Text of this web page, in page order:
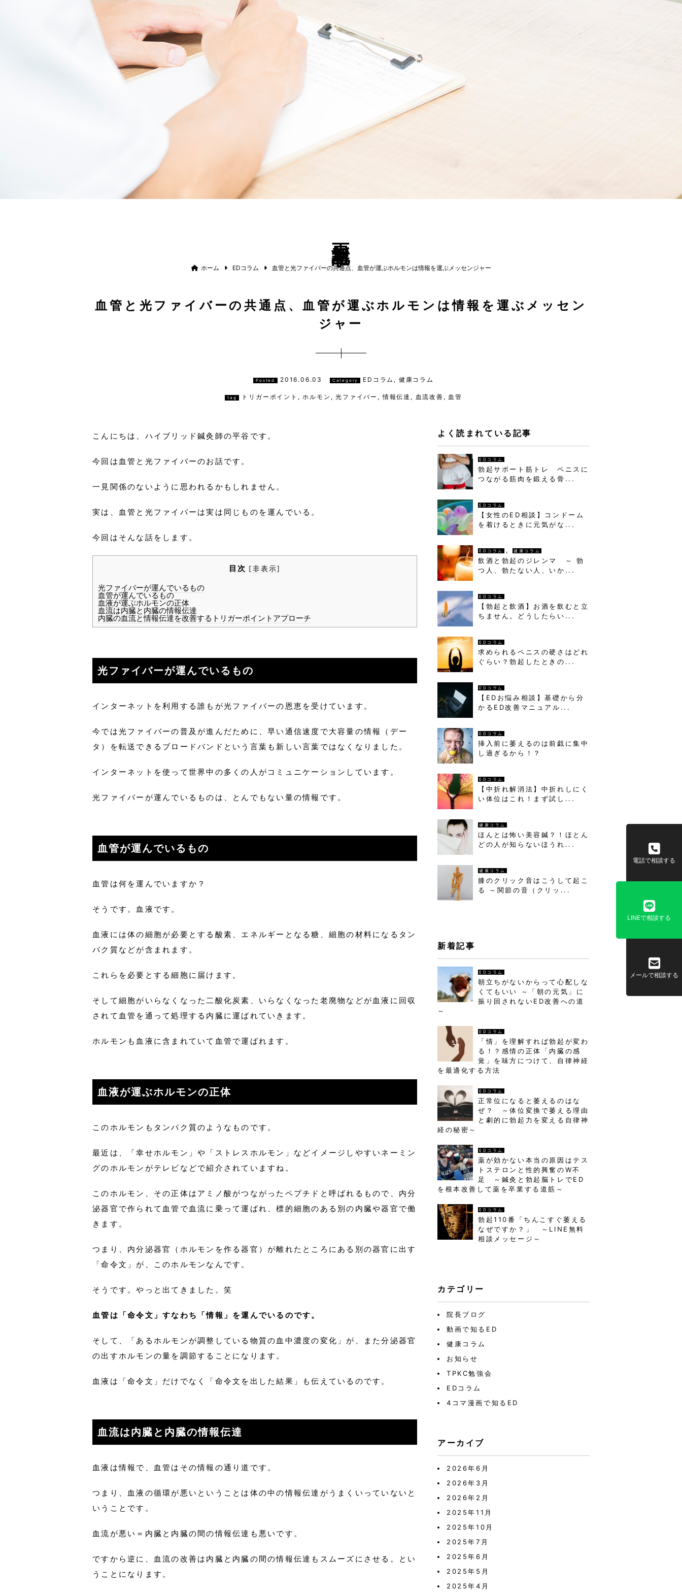
ホーム EDコラム 血管と光ファイバーの共通点、血管が運ぶホルモンは情報を運ぶメッセンジャー
血管と光ファイバーの共通点、血管が運ぶホルモンは情報を運ぶメッセン
ジャー
Posted 2016.06.03 Category EDコラム, 健康コラム
tag トリガーポイント ,ホルモン ,光ファイバー ,情報伝達 , 血流改善 , 血管
こんにちは、ハイブリッド鍼灸師の平谷です。
今回は血管と光ファイバーのお話です。
一見関係のないように思われるかもしれません。
実は、血管と光ファイバーは実は同じものを運んでいる。
今回はそんな話をします。
目次 [非表示]
光ファイバーが運んでいるもの
血管が運んでいるもの
血液が運ぶホルモンの正体
血流は内臓と内臓の情報伝達
内臓の血流と情報伝達を改善するトリガーポイントアプローチ
光ファイバーが運んでいるもの
インターネットを利用する誰もが光ファイバーの恩恵を受けています。
今では光ファイバーの普及が進んだために、早い通信速度で大容量の情報（デー
タ）を転送できるブロードバンドという言葉も新しい言葉ではなくなりました。
インターネットを使って世界中の多くの人がコミュニケーションしています。
光ファイバーが運んでいるものは、とんでもない量の情報です。
血管が運んでいるもの
血管は何を運んでいますか？
そうです。血液です。
血液には体の細胞が必要とする酸素、エネルギーとなる糖、細胞の材料になるタン
パク質などが含まれます。
これらを必要とする細胞に届けます。
そして細胞がいらなくなった二酸化炭素、いらなくなった老廃物などが血液に回収
されて血管を通って処理する内臓に運ばれていきます。
ホルモンも血液に含まれていて血管で運ばれます。
血液が運ぶホルモンの正体
このホルモンもタンパク質のようなものです。
最近は、「幸せホルモン」や「ストレスホルモン」などイメージしやすいネーミン
グのホルモンがテレビなどで紹介されていますね。
このホルモン、その正体はアミノ酸がつながったペプチドと呼ばれるもので、内分
泌器官で作られて血管で血流に乗って運ばれ、標的細胞のある別の内臓や器官で働
きます。
つまり、内分泌器官（ホルモンを作る器官）が離れたところにある別の器官に出す
「命令文」が、このホルモンなんです。
そうです。やっと出てきました。笑
血管は「命令文」すなわち「情報」を運んでいるのです。
そして、「あるホルモンが調整している物質の血中濃度の変化」が、また分泌器官
の出すホルモンの量を調節することになります。
血液は「命令文」だけでなく「命令文を出した結果」も伝えているのです。
血流は内臓と内臓の情報伝達
血液は情報で、血管はその情報の通り道です。
つまり、血液の循環が悪いということは体の中の情報伝達がうまくいっていないと
いうことです。
血流が悪い＝内臓と内臓の間の情報伝達も悪いです。
ですから逆に、血流の改善は内臓と内臓の間の情報伝達もスムーズにさせる。とい
うことになります。
よく読まれている記事
EDコラム
勃起サポート筋トレ ペニスに
つながる筋肉を鍛える骨...
EDコラム
【女性のED相談】コンドーム
を着けるときに元気がな...
EDコラム , 健康コラム
飲酒と勃起のジレンマ ～ 勃
つ人、勃たない人、いか...
EDコラム
【勃起と飲酒】お酒を飲むと立
ちません。どうしたらい...
EDコラム
求められるペニスの硬さはどれ
ぐらい？勃起したときの...
EDコラム
【EDお悩み相談】基礎から分
かるED改善マニュアル...
EDコラム
挿入前に萎えるのは前戯に集中
し過ぎるから！？
EDコラム
【中折れ解消法】中折れしにく
い体位はこれ！まず試し...
健康コラム
ほんとは怖い美容鍼？！ほとん
どの人が知らないほうれ...
健康コラム
膝のクリック音はこうして起こ
る ～関節の音（クリッ...
新着記事
EDコラム
朝立ちがないからって心配しな
くてもいい ～「朝の元気」に
振り回されないED改善への道
～
EDコラム
「情」を理解すれば勃起が変わ
る！？感情の正体「内臓の感
覚」を味方につけて、自律神経
を最適化する方法
EDコラム
正常位になると萎えるのはな
ぜ？ ～体位変換で萎える理由
と劇的に勃起力を変える自律神
経の秘密～
EDコラム
薬が効かない本当の原因はテス
トステロンと性的興奮のW不
足 ～鍼灸と勃起脳トレでED
を根本改善して薬を卒業する道筋～
EDコラム
勃起110番「ちんこすぐ萎える
なぜですか？」 ～LINE無料
相談メッセージ～
カテゴリー
院長ブログ
動画で知るED
健康コラム
お知らせ
TPKC勉強会
EDコラム
4コマ漫画で知るED
アーカイブ
2026年6月
2026年3月
2026年2月
2025年11月
2025年10月
2025年7月
2025年6月
2025年5月
2025年4月
電話で相談する
LINEで相談する
メールで相談する